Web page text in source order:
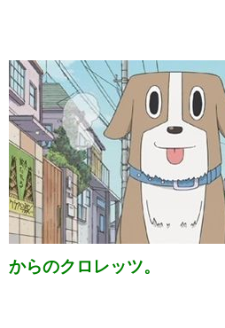
からのクロレッツ。